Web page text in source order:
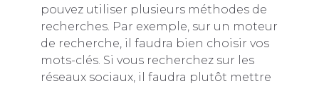
pouvez utiliser plusieurs méthodes de
recherches. Par exemple, sur un moteur
de recherche, il faudra bien choisir vos
mots-clés. Si vous recherchez sur les
réseaux sociaux, il faudra plutôt mettre